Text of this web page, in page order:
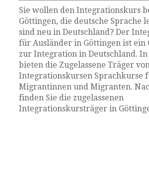
Sie wollen den Integrationskurs
Göttingen, die deutsche Sprache
sind neu in Deutschland? Der
für Ausländer in Göttingen ist ein
zur Integration in Deutschland. In
bieten die Zugelassene Träger von
Integrationskursen Sprachkurse
Migrantinnen und Migranten.
finden Sie die zugelassenen
Integrationskursträger in